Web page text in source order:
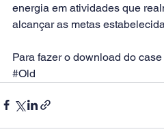
energia em atividades que
alcançar as metas
Para fazer o download do case
#Old